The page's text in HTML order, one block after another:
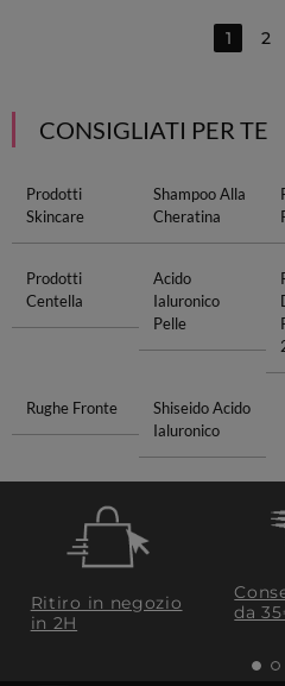
1 2
CONSIGLIATI PER TE
Prodotti
Skincare
Shampoo Alla
Cheratina
Prodotti
Centella
Acido
Ialuronico
Pelle
Rughe Fronte
Shiseido Acido
Ialuronico
Ritiro in negozio
in 2H
da